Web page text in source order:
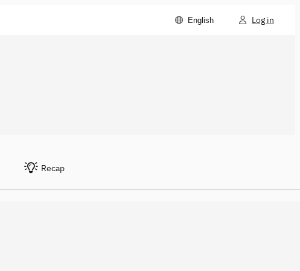
English Log in
Recap